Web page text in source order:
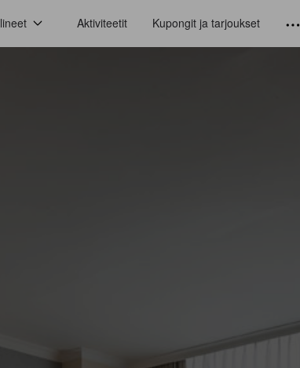
Aktiviteetit Kupongit ja tarjoukset